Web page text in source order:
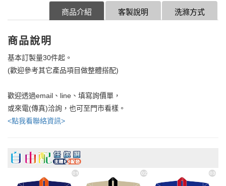
洗滌方式
客製說明
商品介紹
商品說明
基本訂製量30件起。
(歡迎參考其它產品項目做整體搭配)
歡迎透過email、line、填寫詢價單，
或來電(傳真)洽詢，也可至門市看樣。
<點我看聯絡資訊>